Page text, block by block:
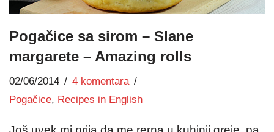
Pogačice sa sirom – Slane
margarete – Amazing rolls
02/06/2014
4 komentara
Pogačice, Recipes in English